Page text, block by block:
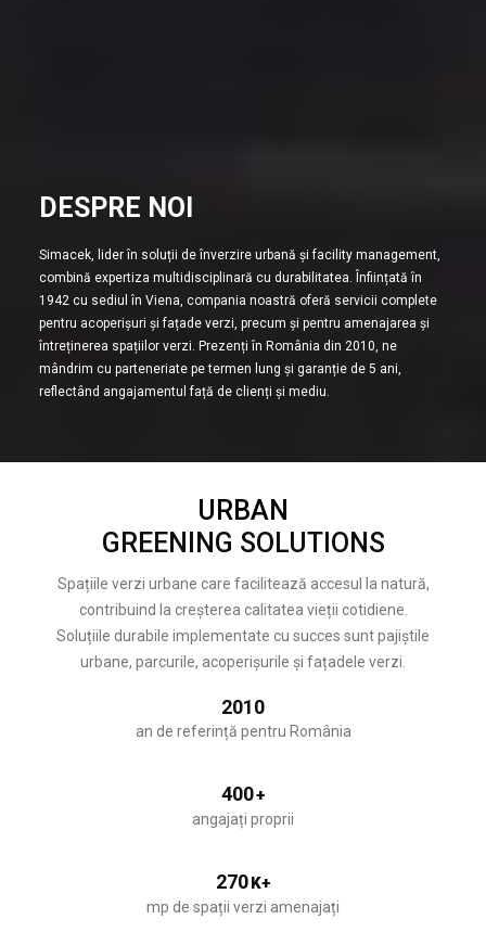
DESPRE NOI
Simacek, lider în soluții de înverzire urbană și facility management,
combină expertiza multidisciplinară cu durabilitatea. Înființată în
1942 cu sediul în Viena, compania noastră oferă servicii complete
pentru acoperișuri și fațade verzi, precum și pentru amenajarea și
întreținerea spațiilor verzi. Prezenți în România din 2010, ne
mândrim cu parteneriate pe termen lung și garanție de 5 ani,
reflectând angajamentul față de clienți și mediu.
URBAN
GREENING SOLUTIONS
Spațiile verzi urbane care facilitează accesul la natură,
contribuind la creșterea calitatea vieții cotidiene.
Soluțiile durabile implementate cu succes sunt pajiștile
urbane, parcurile, acoperișurile și fațadele verzi.
2010
an de referință pentru România
400+
angajați proprii
270K+
mp de spații verzi amenajați